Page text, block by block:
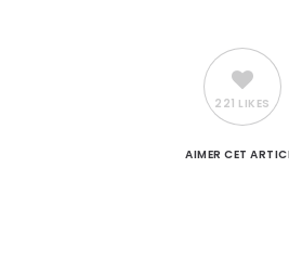
221 LIKES
AIMER CET